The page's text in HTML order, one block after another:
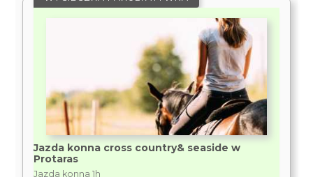
Jazda konna cross country& seaside w
Protaras
Jazda konna 1h